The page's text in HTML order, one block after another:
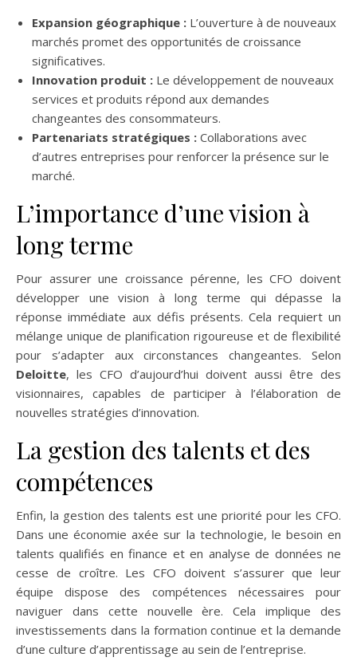
Expansion géographique : L’ouverture à de nouveaux
marchés promet des opportunités de croissance
significatives.
Innovation produit : Le développement de nouveaux
services et produits répond aux demandes
changeantes des consommateurs.
Partenariats stratégiques : Collaborations avec
d’autres entreprises pour renforcer la présence sur le
marché.
L’importance d’une vision à
long terme
Pour assurer une croissance pérenne, les CFO doivent
développer une vision à long terme qui dépasse la
réponse immédiate aux défis présents. Cela requiert un
mélange unique de planification rigoureuse et de flexibilité
pour s’adapter aux circonstances changeantes. Selon
Deloitte, les CFO d’aujourd’hui doivent aussi être des
visionnaires, capables de participer à l’élaboration de
nouvelles stratégies d’innovation.
La gestion des talents et des
compétences
Enfin, la gestion des talents est une priorité pour les CFO.
Dans une économie axée sur la technologie, le besoin en
talents qualifiés en finance et en analyse de données ne
cesse de croître. Les CFO doivent s’assurer que leur
équipe dispose des compétences nécessaires pour
naviguer dans cette nouvelle ère. Cela implique des
investissements dans la formation continue et la demande
d’une culture d’apprentissage au sein de l’entreprise.